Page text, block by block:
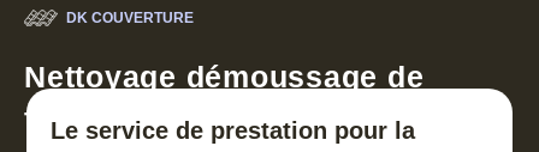
DK COUVERTURE
Nettoyage démoussage de
toiture 30
Le service de prestation pour la